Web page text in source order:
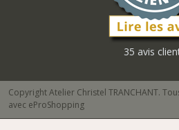
35 avis
Copyright Atelier Christel TRANCHANT.
avec eProShopping